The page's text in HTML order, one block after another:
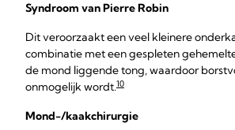
Syndroom van Pierre Robin
Dit veroorzaakt een veel kleinere
combinatie met een gespleten
de mond liggende tong, waardoor
onmogelijk wordt.10
Mond-/kaakchirurgie